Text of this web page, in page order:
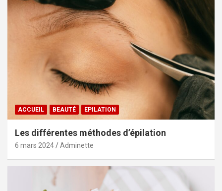
ACCUEIL BEAUTÉ EPILATION
Les différentes méthodes d’épilation
6 mars 2024 Adminette